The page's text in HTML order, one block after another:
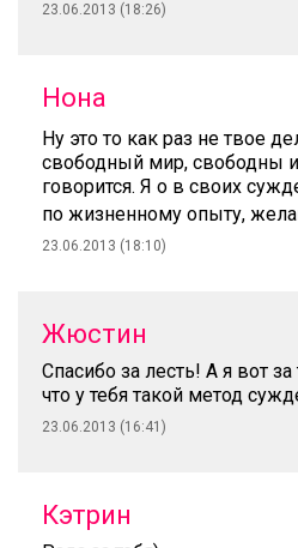
23.06.2013 (18:26)
Нона
Ну это то как раз не твое
свободный мир, свободны
говорится. Я о в своих
по жизненному опыту,
23.06.2013 (18:10)
Жюстин
Спасибо за лесть! А я вот
что у тебя такой метод
23.06.2013 (16:41)
Кэтрин